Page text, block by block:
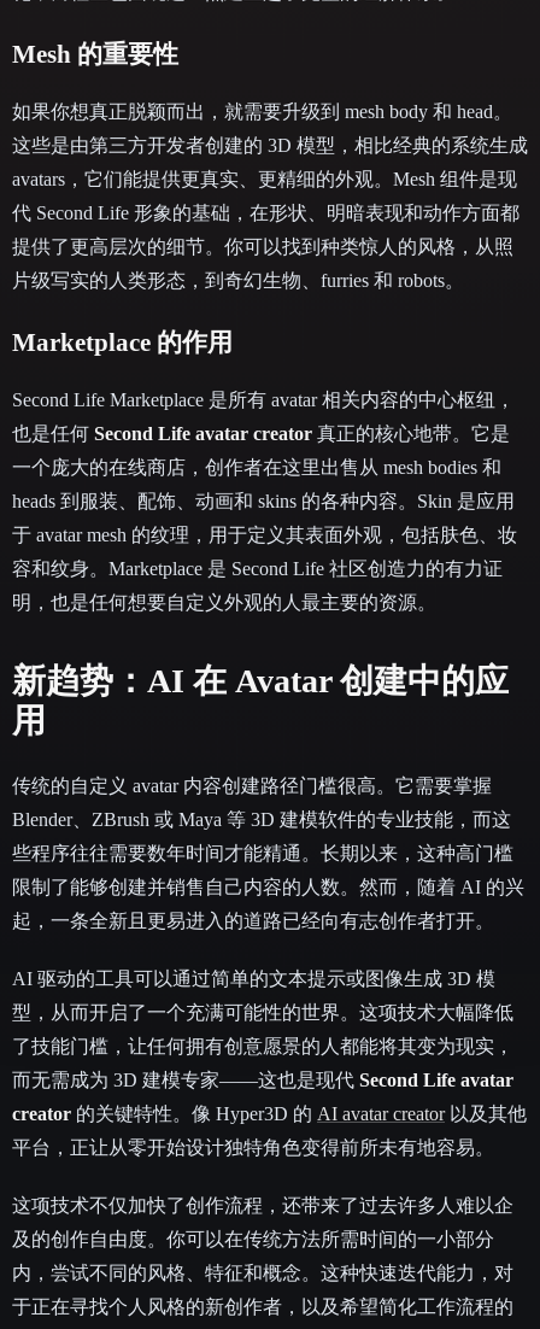
Mesh 的重要性
如果你想真正脱颖而出，就需要升级到 mesh body 和 head。
这些是由第三方开发者创建的 3D 模型，相比经典的系统生成
avatars，它们能提供更真实、更精细的外观。Mesh 组件是现
代 Second Life 形象的基础，在形状、明暗表现和动作方面都
提供了更高层次的细节。你可以找到种类惊人的风格，从照
片级写实的人类形态，到奇幻生物、furries 和 robots。
Marketplace 的作用
Second Life Marketplace 是所有 avatar 相关内容的中心枢纽，
也是任何 Second Life avatar creator 真正的核心地带。它是
一个庞大的在线商店，创作者在这里出售从 mesh bodies 和
heads 到服装、配饰、动画和 skins 的各种内容。Skin 是应用
于 avatar mesh 的纹理，用于定义其表面外观，包括肤色、妆
容和纹身。Marketplace 是 Second Life 社区创造力的有力证
明，也是任何想要自定义外观的人最主要的资源。
新趋势：AI 在 Avatar 创建中的应
用
传统的自定义 avatar 内容创建路径门槛很高。它需要掌握
Blender、ZBrush 或 Maya 等 3D 建模软件的专业技能，而这
些程序往往需要数年时间才能精通。长期以来，这种高门槛
限制了能够创建并销售自己内容的人数。然而，随着 AI 的兴
起，一条全新且更易进入的道路已经向有志创作者打开。
AI 驱动的工具可以通过简单的文本提示或图像生成 3D 模
型，从而开启了一个充满可能性的世界。这项技术大幅降低
了技能门槛，让任何拥有创意愿景的人都能将其变为现实，
而无需成为 3D 建模专家——这也是现代 Second Life avatar
creator 的关键特性。像 Hyper3D 的 AI avatar creator以及其他
平台，正让从零开始设计独特角色变得前所未有地容易。
这项技术不仅加快了创作流程，还带来了过去许多人难以企
及的创作自由度。你可以在传统方法所需时间的一小部分
内，尝试不同的风格、特征和概念。这种快速迭代能力，对
于正在寻找个人风格的新创作者，以及希望简化工作流程的